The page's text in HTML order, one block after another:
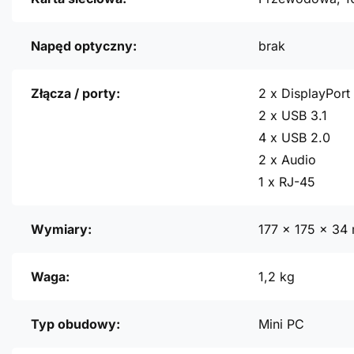
Napęd optyczny: brak
Złącza / porty:
2 x DisplayPort
2 x USB 3.1
4 x USB 2.0
2 x Audio
1 x RJ-45
Wymiary: 177 x 175 x 34
Waga: 1,2 kg
Typ obudowy: Mini PC